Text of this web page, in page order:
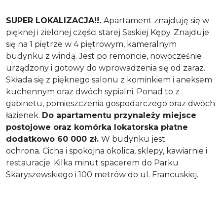
SUPER LOKALIZACJA!!. Apartament znajduję się w
pięknej i zielonej części starej Saskiej Kępy. Znajduje
się na 1 piętrze w 4 piętrowym, kameralnym
budynku z windą. Jest po remoncie, nowocześnie
urządzony i gotowy do wprowadzenia się od zaraz.
Składa się z pięknego salonu z kominkiem i aneksem
kuchennym oraz dwóch sypialni. Ponad to z
gabinetu, pomieszczenia gospodarczego oraz dwóch
łazienek. Do apartamentu przynależy miejsce
postojowe oraz komórka lokatorska płatne
dodatkowo 60 000 zł. W budynku jest
ochrona. Cicha i spokojna okolica, sklepy, kawiarnie i
restauracje. Kilka minut spacerem do Parku
Skaryszewskiego i 100 metrów do ul. Francuskiej.